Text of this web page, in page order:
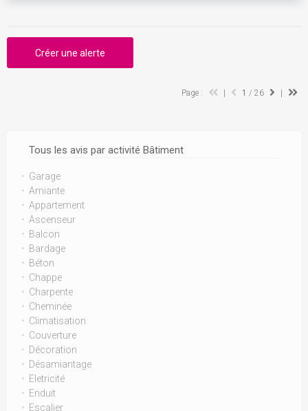
Tous les avis par activité Bâtiment
Garage
Amiante
Appartement
Ascenseur
Balcon
Bardage
Béton
Chappe
Charpente
Cheminée
Climatisation
Couverture
Décoration
Désamiantage
Eletricité
Enduit
Escalier
Créer une alerte
Page : 1 / 26